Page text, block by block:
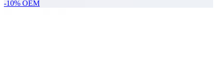
-10% OEM